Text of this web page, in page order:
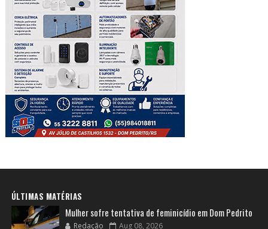
ÚLTIMAS MATÉRIAS
Mulher sofre tentativa de feminicídio em Dom Pedrito
Redação Aug 08, 2026